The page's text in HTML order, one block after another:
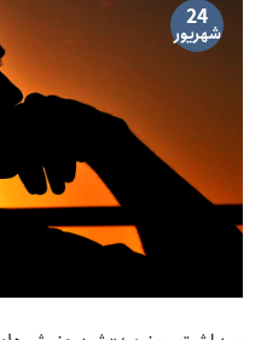
24
شهریور